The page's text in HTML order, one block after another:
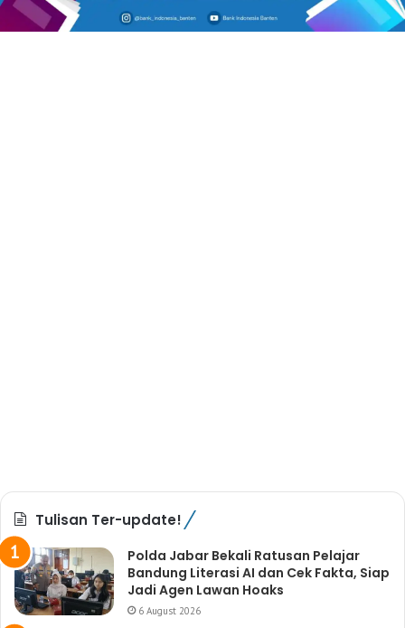
Tulisan Ter-update!
Polda Jabar Bekali Ratusan Pelajar
Bandung Literasi AI dan Cek Fakta, Siap
Jadi Agen Lawan Hoaks
6 August 2026